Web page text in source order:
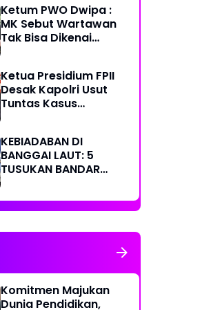
Ketum PWO Dwipa :
MK Sebut Wartawan
Tak Bisa Dikenai
Profesi. Aparat Hukum
Diminta Patuhi
Ketua Presidium FPII
Desak Kapolri Usut
Tuntas Kasus
KEBIADABAN DI
BANGGAI LAUT: 5
TUSUKAN BANDAR
SULTENG, BOBI IRAWAN
DAN JHON PIMPINAN
Komitmen Majukan
Dunia Pendidikan,